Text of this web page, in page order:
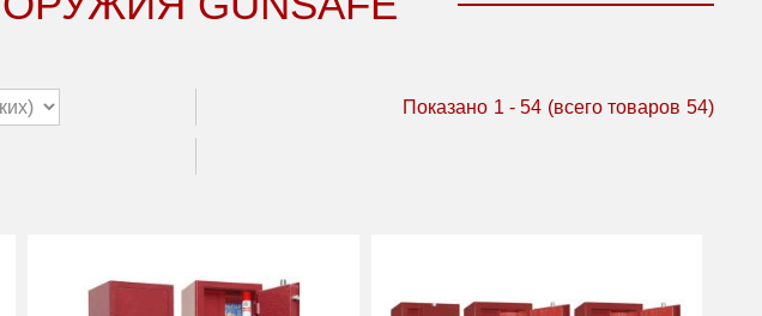
Показано 1 - 54 (всего товаров 54)